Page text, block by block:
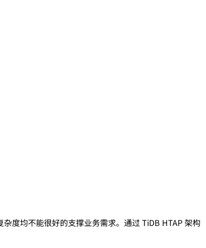
度均不能很好的支撑业务需求。通过 TiDB HTAP 架构